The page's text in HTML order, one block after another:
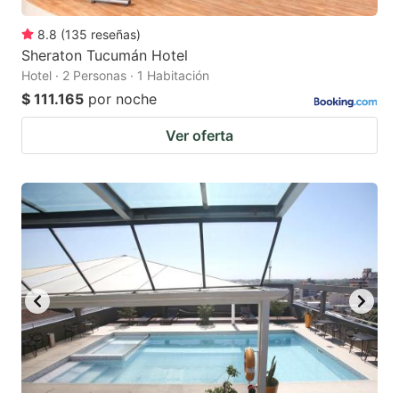
8.8 (135 reseñas)
Sheraton Tucumán Hotel
Hotel · 2 Personas · 1 Habitación
$ 111.165 por noche
Ver oferta